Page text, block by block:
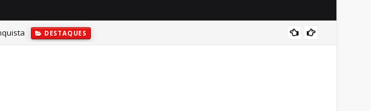
DESTAQUES